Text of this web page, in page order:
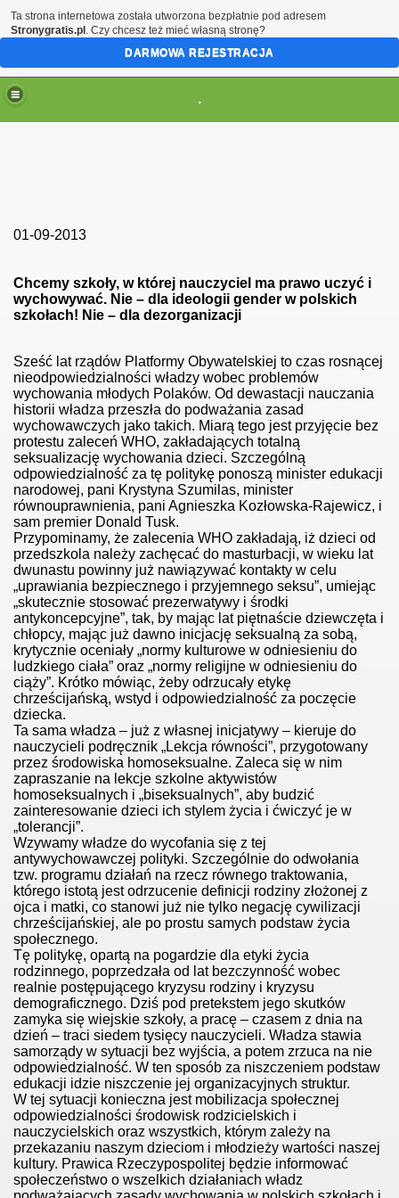
.
01-09-2013
Chcemy szkoły, w której nauczyciel ma prawo uczyć i
wychowywać. Nie – dla ideologii gender w polskich
szkołach! Nie – dla dezorganizacji
Sześć lat rządów Platformy Obywatelskiej to czas rosnącej
nieodpowiedzialności władzy wobec problemów
wychowania młodych Polaków. Od dewastacji nauczania
historii władza przeszła do podważania zasad
wychowawczych jako takich. Miarą tego jest przyjęcie bez
protestu zaleceń WHO, zakładających totalną
seksualizację wychowania dzieci. Szczególną
odpowiedzialność za tę politykę ponoszą minister edukacji
narodowej, pani Krystyna Szumilas, minister
równouprawnienia, pani Agnieszka Kozłowska-Rajewicz, i
sam premier Donald Tusk.
Przypominamy, że zalecenia WHO zakładają, iż dzieci od
przedszkola należy zachęcać do masturbacji, w wieku lat
dwunastu powinny już nawiązywać kontakty w celu
„uprawiania bezpiecznego i przyjemnego seksu”, umiejąc
„skutecznie stosować prezerwatywy i środki
antykoncepcyjne”, tak, by mając lat piętnaście dziewczęta i
chłopcy, mając już dawno inicjację seksualną za sobą,
krytycznie oceniały „normy kulturowe w odniesieniu do
ludzkiego ciała” oraz „normy religijne w odniesieniu do
ciąży”. Krótko mówiąc, żeby odrzucały etykę
chrześcijańską, wstyd i odpowiedzialność za poczęcie
dziecka.
Ta sama władza – już z własnej inicjatywy – kieruje do
nauczycieli podręcznik „Lekcja równości”, przygotowany
przez środowiska homoseksualne. Zaleca się w nim
zapraszanie na lekcje szkolne aktywistów
homoseksualnych i „biseksualnych”, aby budzić
zainteresowanie dzieci ich stylem życia i ćwiczyć je w
„tolerancji”.
Wzywamy władze do wycofania się z tej
antywychowawczej polityki. Szczególnie do odwołania
tzw. programu działań na rzecz równego traktowania,
którego istotą jest odrzucenie definicji rodziny złożonej z
ojca i matki, co stanowi już nie tylko negację cywilizacji
chrześcijańskiej, ale po prostu samych podstaw życia
społecznego.
Tę politykę, opartą na pogardzie dla etyki życia
rodzinnego, poprzedzała od lat bezczynność wobec
realnie postępującego kryzysu rodziny i kryzysu
demograficznego. Dziś pod pretekstem jego skutków
zamyka się wiejskie szkoły, a pracę – czasem z dnia na
dzień – traci siedem tysięcy nauczycieli. Władza stawia
samorządy w sytuacji bez wyjścia, a potem zrzuca na nie
odpowiedzialność. W ten sposób za niszczeniem podstaw
edukacji idzie niszczenie jej organizacyjnych struktur.
W tej sytuacji konieczna jest mobilizacja społecznej
odpowiedzialności środowisk rodzicielskich i
nauczycielskich oraz wszystkich, którym zależy na
przekazaniu naszym dzieciom i młodzieży wartości naszej
kultury. Prawica Rzeczypospolitej będzie informować
społeczeństwo o wszelkich działaniach władz
ministry
Ta strona internetowa została utworzona bezpłatnie pod adresem
Stronygratis.pl . Czy chcesz też mieć własną stronę?
DARMOWA REJESTRACJA